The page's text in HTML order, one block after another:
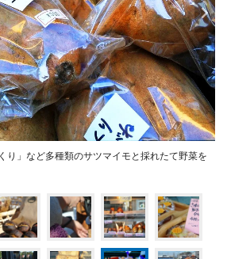
り」など多種類のサツマイモと採れたて野菜を